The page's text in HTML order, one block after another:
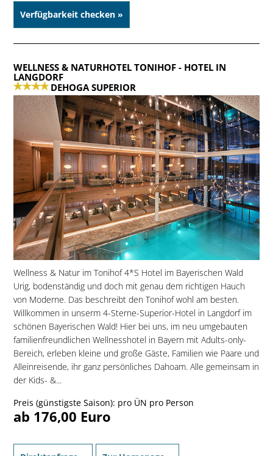
Verfügbarkeit checken »
WELLNESS & NATURHOTEL TONIHOF- HOTEL IN
LANGDORF
DEHOGA SUPERIOR
Wellness & Natur im Tonihof 4*S Hotel im Bayerischen Wald
Urig, bodenständig und doch mit genau dem richtigen Hauch
von Moderne. Das beschreibt den Tonihof wohl am besten.
Willkommen in unserm 4-Sterne-Superior-Hotel in Langdorf im
schönen Bayerischen Wald! Hier bei uns, im neu umgebauten
familien­freundlichen Wellnesshotel in Bayern mit Adults-only-
Bereich, erleben kleine und große Gäste, Familien wie Paare und
Alleinreisende, ihr ganz persönliches Dahoam. Alle gemeinsam in
der Kids- &...
Preis (günstigste Saison): pro ÜN pro Person
ab 176,00 Euro